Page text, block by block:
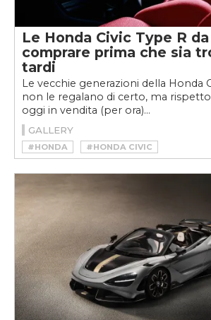
Le Honda Civic Type R da
comprare prima che sia
tardi
Le vecchie generazioni della Honda
non le regalano di certo, ma
oggi in vendita (per ora)...
GALLERY
#HONDA
#HONDA CIVIC
#HONDA CIVIC TYPE R